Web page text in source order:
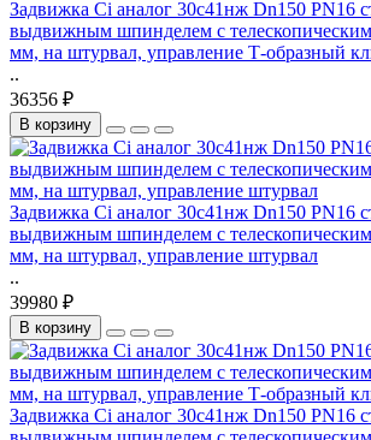
Задвижка Ci аналог 30с41нж Dn150 PN16
выдвижным шпинделем с
мм, на штурвал, управление Т-образный
..
36356 ₽
В корзину
Задвижка Ci аналог 30с41нж Dn150 PN16
выдвижным шпинделем с
мм, на штурвал, управление штурвал
..
39980 ₽
В корзину
Задвижка Ci аналог 30с41нж Dn150 PN16